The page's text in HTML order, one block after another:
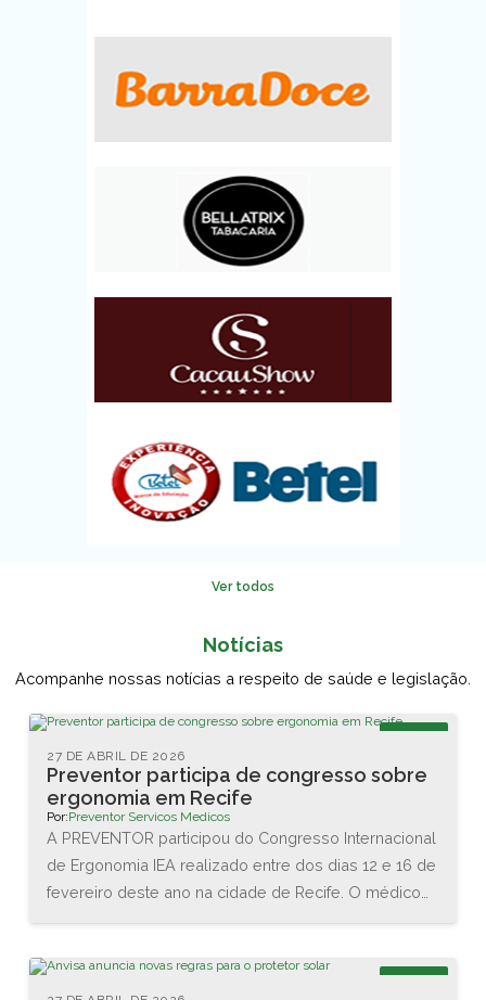
Ver todos
Notícias
Acompanhe nossas notícias a respeito de saúde e legislação.
Preventor participa de congresso sobre
ergonomia em Recife
27 DE ABRIL DE 2026
Por:Preventor Servicos Medicos
A PREVENTOR participou do Congresso Internacional
de Ergonomia IEA realizado entre dos dias 12 e 16 de
fevereiro deste ano na cidade de Recife. O médico
Maurício, da DCA Ergonomia, e juntos conheceram as